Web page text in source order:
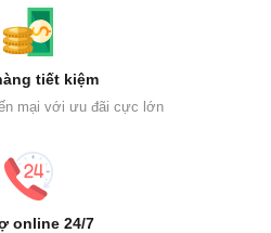
tiết kiệm
mại với ưu đãi cực lớn
online 24/7